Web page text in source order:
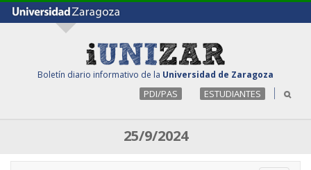
Boletín diario informativo de la Universidad de Zaragoza
PDI/PAS ESTUDIANTES
25/9/2024